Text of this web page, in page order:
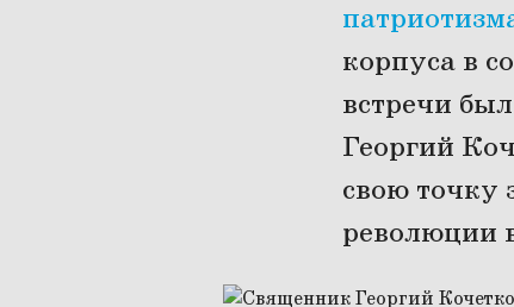
корпуса в
встречи
Георгий
свою точку
революции